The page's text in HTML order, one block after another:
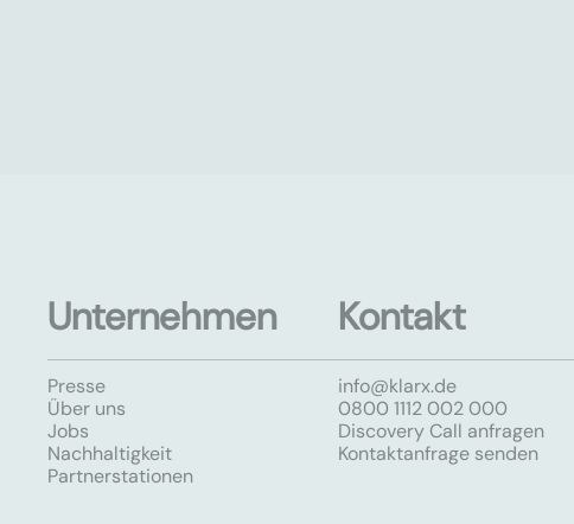
Unternehmen
Presse
Über uns
Jobs
Nachhaltigkeit
Partnerstationen
Kontakt
info@klarx.de
0800 1112 002 000
Discovery Call anfragen
Kontaktanfrage senden